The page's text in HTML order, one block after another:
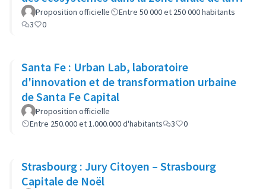
municipalité
Proposition officielle
Entre 50 000 et 250 000 habitants
3
0
Santa Fe : Urban Lab, laboratoire
d'innovation et de transformation urbaine
de Santa Fe Capital
Proposition officielle
Entre 250.000 et 1.000.000 d'habitants
3 0
Strasbourg : Jury Citoyen – Strasbourg
Capitale de Noël